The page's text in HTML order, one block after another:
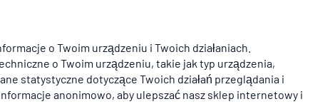
o Twoim urządzeniu i Twoich działaniach.
o Twoim urządzeniu, takie jak typ urządzenia,
statystyczne dotyczące Twoich działań przeglądania i
anonimowo, aby ulepszać nasz sklep internetowy i